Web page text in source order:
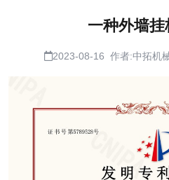
一种外墙
2023-08-16 作者:中拓机